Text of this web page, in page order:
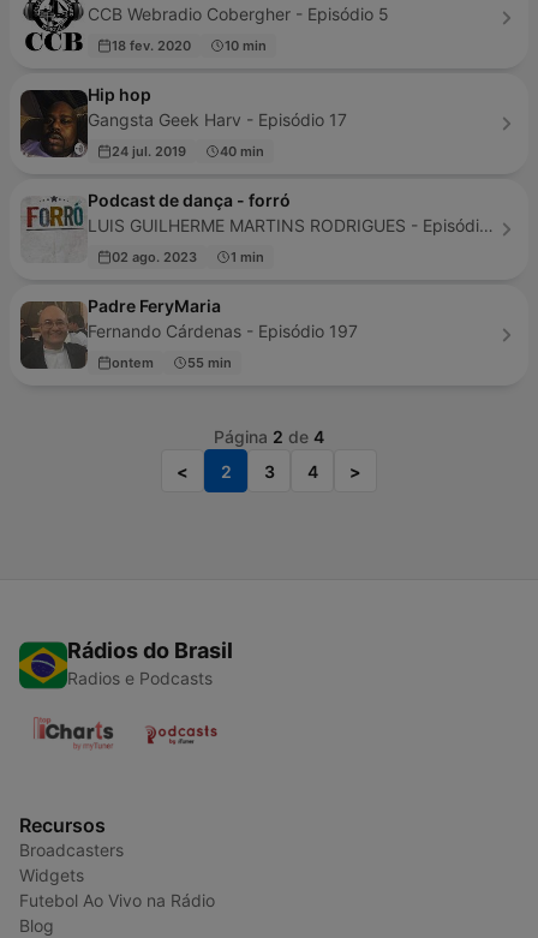
CCB Webradio Cobergher - Episódio 5
18 fev. 2020 10 min
Hip hop
Gangsta Geek Harv - Episódio 17
24 jul. 2019 40 min
Podcast de dança - forró
LUIS GUILHERME MARTINS RODRIGUES - Episódio 1
02 ago. 2023 1 min
Padre FeryMaria
Fernando Cárdenas - Episódio 197
ontem 55 min
Página 2 de 4
<
2 3 4 >
Rádios do Brasil
Radios e Podcasts
Recursos
Broadcasters
Widgets
Futebol Ao Vivo na Rádio
Blog